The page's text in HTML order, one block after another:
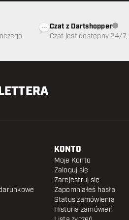
Czat z Dartshopper
Czat jest dostępny 24/7,
KONTO
Moje Konto
Zaloguj się
Zarejestruj się
Zapomniałeś hasła
Status zamówienia
Historia zamówień